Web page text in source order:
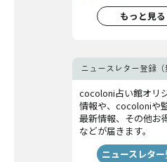
もっと見る
ニュースレター登録（
cocoloni占い館オリ
情報や、cocoloniや
最新情報、その他お
などが届きます。
ニュースレタ